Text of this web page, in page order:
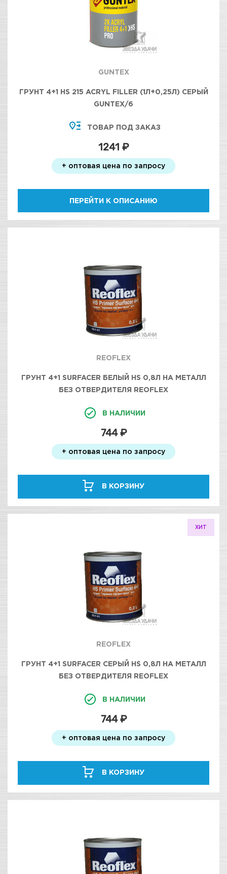
GUNTEX
ГРУНТ 4+1 HS 215 ACRYL FILLER (1Л+0,25Л) СЕРЫЙ
GUNTEX/6
ТОВАР ПОД ЗАКАЗ
1241 ₽
+ оптовая цена по запросу
ПЕРЕЙТИ К ОПИСАНИЮ
REOFLEX
ГРУНТ 4+1 SURFACER БЕЛЫЙ HS 0,8Л НА МЕТАЛЛ
БЕЗ ОТВЕРДИТЕЛЯ REOFLEX
В НАЛИЧИИ
744 ₽
+ оптовая цена по запросу
В КОРЗИНУ
ХИТ
REOFLEX
ГРУНТ 4+1 SURFACER СЕРЫЙ HS 0,8Л НА МЕТАЛЛ
БЕЗ ОТВЕРДИТЕЛЯ REOFLEX
В НАЛИЧИИ
744 ₽
+ оптовая цена по запросу
В КОРЗИНУ